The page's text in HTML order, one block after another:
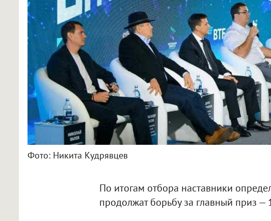
Фото: Никита Кудрявцев
По итогам отбора наставники
продолжат борьбу за главный приз